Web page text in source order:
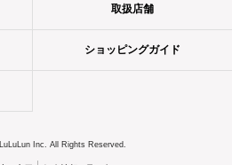
取扱店舗
ショッピングガイド
Inc. All Rights Reserved.